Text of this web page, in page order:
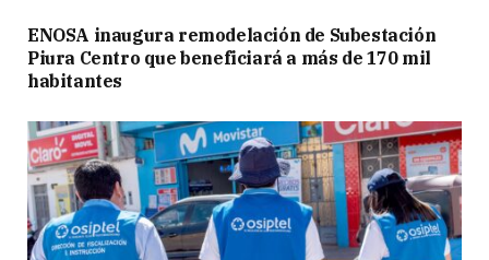
ENOSA inaugura remodelación de Subestación
Piura Centro que beneficiará a más de 170 mil
habitantes